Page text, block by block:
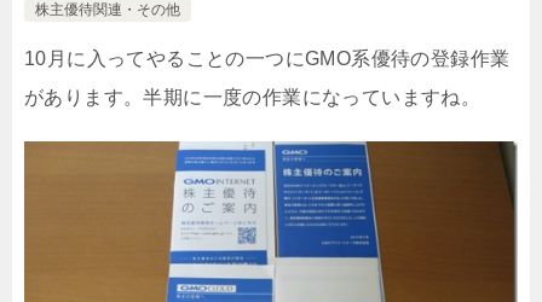
株主優待関連・その他
10月に入ってやることの一つにGMO系優待の登録作業
があります。半期に一度の作業になっていますね。